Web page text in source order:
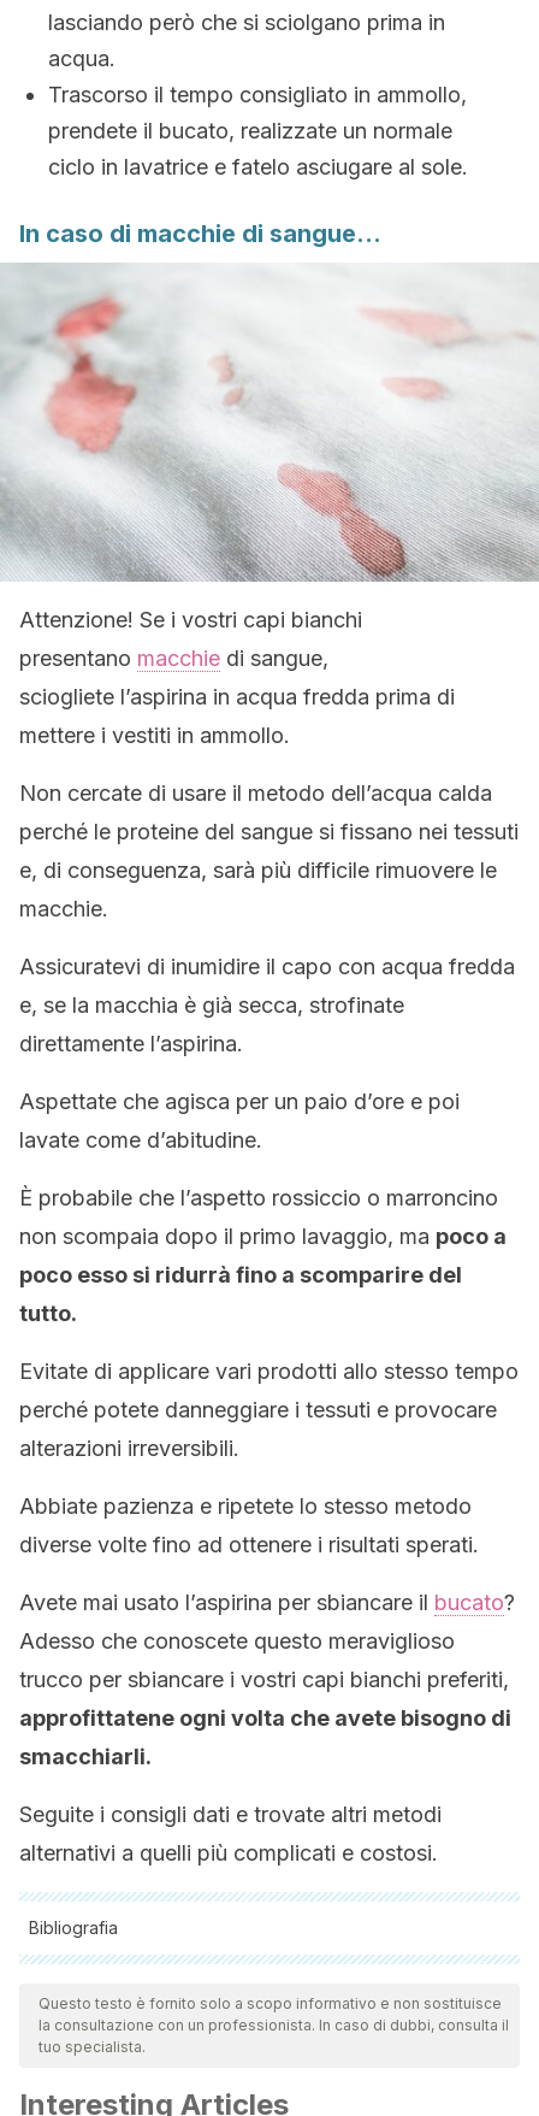
lasciando però che si sciolgano prima in
acqua.
Trascorso il tempo consigliato in ammollo,
prendete il bucato, realizzate un normale
ciclo in lavatrice e fatelo asciugare al sole.
In caso di macchie di sangue…
Attenzione! Se i vostri capi bianchi
presentano macchie di sangue,
sciogliete l’aspirina in acqua fredda prima di
mettere i vestiti in ammollo.
Non cercate di usare il metodo dell’acqua calda
perché le proteine del sangue si fissano nei tessuti
e, di conseguenza, sarà più difficile rimuovere le
macchie.
Assicuratevi di inumidire il capo con acqua fredda
e, se la macchia è già secca, strofinate
direttamente l’aspirina.
Aspettate che agisca per un paio d’ore e poi
lavate come d’abitudine.
È probabile che l’aspetto rossiccio o marroncino
non scompaia dopo il primo lavaggio, ma poco a
poco esso si ridurrà fino a scomparire del
tutto.
Evitate di applicare vari prodotti allo stesso tempo
perché potete danneggiare i tessuti e provocare
alterazioni irreversibili.
Abbiate pazienza e ripetete lo stesso metodo
diverse volte fino ad ottenere i risultati sperati.
Avete mai usato l’aspirina per sbiancare il bucato?
Adesso che conoscete questo meraviglioso
trucco per sbiancare i vostri capi bianchi preferiti,
approfittatene ogni volta che avete bisogno di
smacchiarli.
Seguite i consigli dati e trovate altri metodi
alternativi a quelli più complicati e costosi.
Bibliografia
Tutte le fonti citate sono state esaminate a fondo dal nostro
team per garantirne la qualità, l'affidabilità, l'attualità e la
validità. La bibliografia di questo articolo è stata considerata
MedlinePlus. Aspirina. 2018. Available at:
Questo testo è fornito solo a scopo informativo e non sostituisce
la consultazione con un professionista. In caso di dubbi, consulta il
tuo specialista.
Interesting Articles